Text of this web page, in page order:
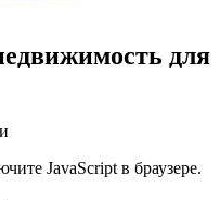
для
JavaScript в браузере.